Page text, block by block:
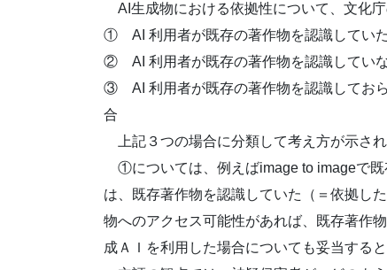
AI生成物における依拠性について、文化
① AI 利用者が既存の著作物を認識してい
② AI 利用者が既存の著作物を認識してい
③ AI 利用者が既存の著作物を認識してお
合
上記３つの場合に分類して考え方が示さ
①については、例えばimage to imageで既
は、既存著作物を認識していた（＝依拠し
物へのアクセス可能性があれば、既存著作
成ＡＩを利用した場合についても妥当すると